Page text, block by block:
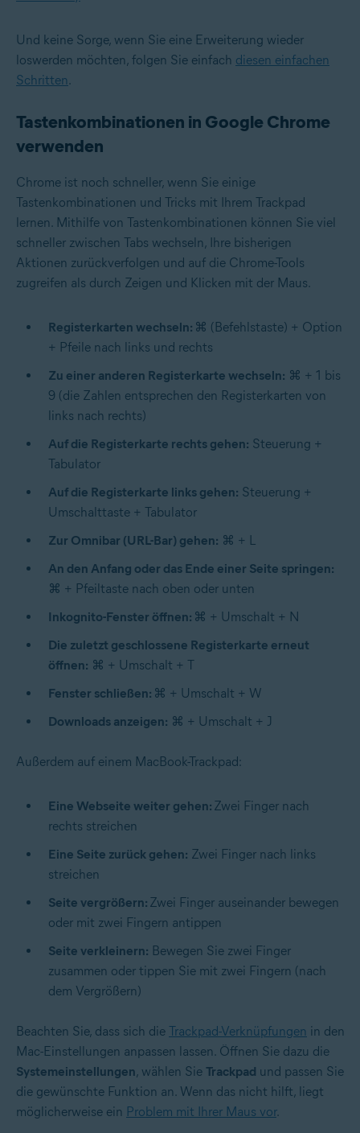
Und keine Sorge, wenn Sie eine Erweiterung wieder
loswerden möchten, folgen Sie einfach diesen einfachen
Schritten.
Tastenkombinationen in Google Chrome
verwenden
Chrome ist noch schneller, wenn Sie einige
Tastenkombinationen und Tricks mit Ihrem Trackpad
lernen. Mithilfe von Tastenkombinationen können Sie viel
schneller zwischen Tabs wechseln, Ihre bisherigen
Aktionen zurückverfolgen und auf die Chrome-Tools
zugreifen als durch Zeigen und Klicken mit der Maus.
Registerkarten wechseln: ⌘ (Befehlstaste) + Option
+ Pfeile nach links und rechts
Zu einer anderen Registerkarte wechseln: ⌘ + 1 bis
9 (die Zahlen entsprechen den Registerkarten von
links nach rechts)
Auf die Registerkarte rechts gehen: Steuerung +
Tabulator
Auf die Registerkarte links gehen: Steuerung +
Umschalttaste + Tabulator
Zur Omnibar (URL-Bar) gehen: ⌘ + L
An den Anfang oder das Ende einer Seite springen:
⌘ + Pfeiltaste nach oben oder unten
Inkognito-Fenster öffnen: ⌘ + Umschalt + N
Die zuletzt geschlossene Registerkarte erneut
öffnen: ⌘ + Umschalt + T
Fenster schließen: ⌘ + Umschalt + W
Downloads anzeigen: ⌘ + Umschalt + J
Außerdem auf einem MacBook-Trackpad:
Eine Webseite weiter gehen: Zwei Finger nach
rechts streichen
Eine Seite zurück gehen: Zwei Finger nach links
streichen
Seite vergrößern: Zwei Finger auseinander bewegen
oder mit zwei Fingern antippen
Seite verkleinern: Bewegen Sie zwei Finger
zusammen oder tippen Sie mit zwei Fingern (nach
dem Vergrößern)
Beachten Sie, dass sich die Trackpad-Verknüpfungen in den
Mac-Einstellungen anpassen lassen. Öffnen Sie dazu die
Systemeinstellungen, wählen Sie Trackpad und passen Sie
die gewünschte Funktion an. Wenn das nicht hilft, liegt
möglicherweise ein Problem mit Ihrer Maus vor.